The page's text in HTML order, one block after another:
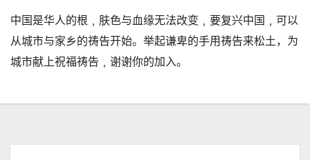
中国是华人的根﹐肤色与血缘无法改变﹐要复兴中国﹐可以
从城市与家乡的祷告开始。举起谦卑的手用祷告来松土，为
城市献上祝福祷告﹐谢谢你的加入。